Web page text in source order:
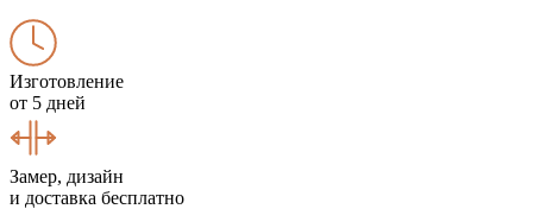
Изготовление
от 5 дней
Замер, дизайн
и доставка бесплатно